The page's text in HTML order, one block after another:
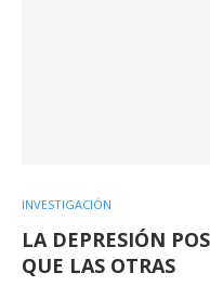
INVESTIGACIÓN
LA DEPRESIÓN
QUE LAS OTRAS